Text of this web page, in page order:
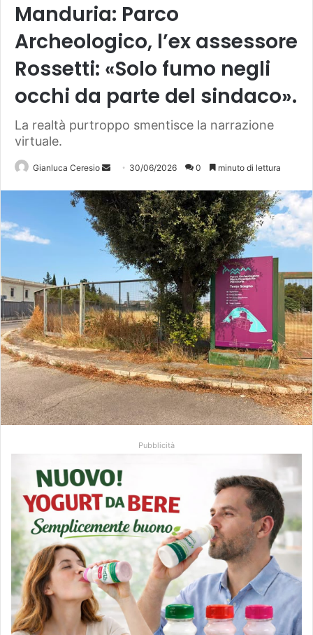
Manduria: Parco
Archeologico, l’ex assessore
Rossetti: «Solo fumo negli
occhi da parte del sindaco».
La realtà purtroppo smentisce la narrazione
virtuale.
Gianluca Ceresio 30/06/2026 0 minuto di lettura
Pubblicità